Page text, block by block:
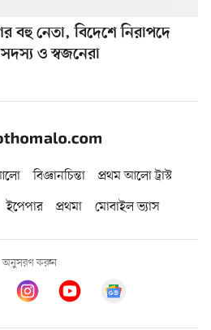
বহু নেতা, বিদেশে নিরাপদে
ও স্বজনেরা
বিজ্ঞানচিন্তা
প্রথম আলো ট্রাস্ট
ইপেপার প্রথমা মোবাইল ভ্যাস
অনুসরণ করুন